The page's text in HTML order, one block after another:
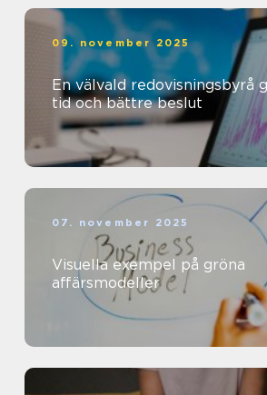
09. november 2025
En välvald redovisningsbyrå
tid och bättre beslut
07. november 2025
Visuella exempel på gröna
affärsmodeller